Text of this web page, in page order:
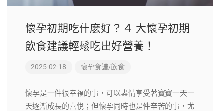
懷孕初期吃什麽好？４ 大懷孕初期
飲食建議輕鬆吃出好營養！
2025-02-18 懷孕食譜/飲食
懷孕是一件很幸福的事，可以盡情享受著寶寶一天一
天逐漸成長的喜悅；但懷孕同時也是件辛苦的事，尤